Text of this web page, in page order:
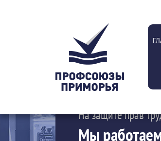
На защите прав
Мы